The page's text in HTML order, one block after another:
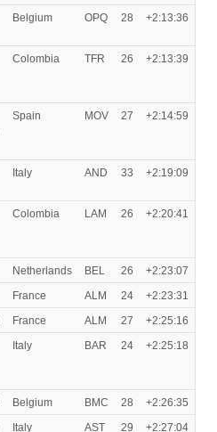
Belgium OPQ 28 +2:13:36
Colombia TFR 26 +2:13:39
Spain MOV 27 +2:14:59
Italy AND 33 +2:19:09
Colombia LAM 26 +2:20:41
Netherlands BEL 26
+2:23:07
France ALM 24
+2:23:31
France ALM 27
+2:25:16
Italy BAR 24 +2:25:18
Belgium BMC 28
+2:26:35
Italy AST 29
+2:27:04